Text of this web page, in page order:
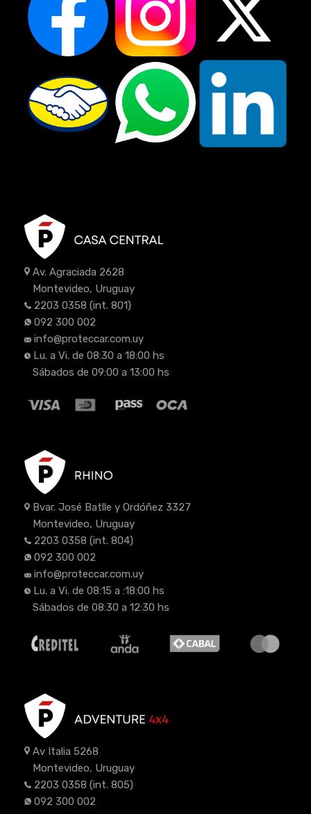
Av. Agraciada 2628
Montevideo, Uruguay
2203 0358 (int. 801)
092 300 002
info@proteccar.com.uy
Lu. a Vi. de 08:30 a 18:00 hs
Sábados de 09:00 a 13:00 hs
Bvar. José Batlle y Ordóñez 3327
Montevideo, Uruguay
2203 0358 (int. 804)
092 300 002
info@proteccar.com.uy
Lu. a Vi. de 08:15 a :18:00 hs
Sábados de 08:30 a 12:30 hs
Av Italia 5268
Montevideo, Uruguay
2203 0358 (int. 805)
092 300 002